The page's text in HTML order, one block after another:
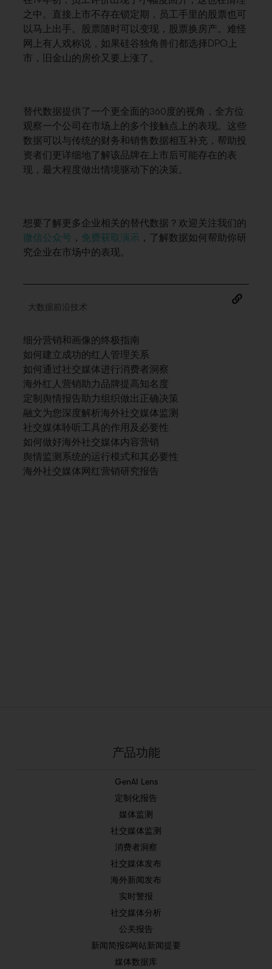
之中。直接上市不存在锁定期，员工手里的股票也可
以马上出手。股票随时可以变现，股票换房产。难怪
网上有人戏称说，如果硅谷独角兽们都选择DPO上
市，旧金山的房价又要上涨了。
替代数据提供了一个更全面的360度的视角，全方位
观察一个公司在市场上的多个接触点上的表现。 这些
数据可以与传统的财务和销售数据相互补充，帮助投
资者们更详细地了解该品牌在上市后可能存在的表
现，最大程度做出情境驱动下的决策。
想要了解更多企业相关的替代数据？欢迎关注我们的
微信公众号 ， 免费获取演示 ，了解数据如何帮助你研
究企业在市场中的表现。
大数据前沿技术
细分营销和画像的终极指南
如何建立成功的红人管理关系
如何通过社交媒体进行消费者洞察
海外红人营销助力品牌提高知名度
定制舆情报告助力组织做出正确决策
融文为您深度解析海外社交媒体监测
社交媒体聆听工具的作用及必要性
如何做好海外社交媒体内容营销
舆情监测系统的运行模式和其必要性
海外社交媒体网红营销研究报告
产品功能
GenAI Lens
定制化报告
媒体监测
社交媒体监测
消费者洞察
社交媒体发布
海外新闻发布
实时警报
社交媒体分析
公关报告
新闻简报&网站新闻提要
媒体数据库